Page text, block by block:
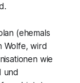
(ehemals
Wolfe, wird
wie
und